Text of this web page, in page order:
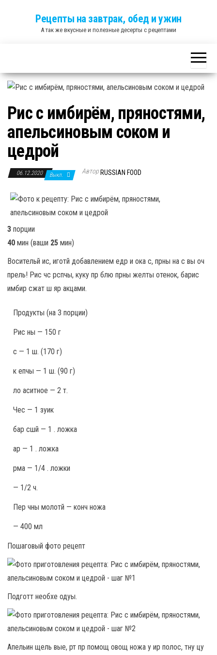
Рецепты на завтрак, обед и ужин
А так же вкусные и полезные десерты с рецептами
Рис с имбирём, пряностями,
апельсиновым соком и
цедрой
06.12.2020 Выкл. Автор RUSSIAN FOOD
3 порции
40 мин (ваши 25 мин)
Восительй ис, иготй добавлением едр и ока с, прны на с вы оч
прель! Рис чс рспчы, куку пр блю прны желты отенок, барис
имбир сжат ш яр акцами.
Продукты (на 3 порции)
Рис ны — 150 г
с — 1 ш. (170 г)
к епчы — 1 ш. (90 г)
ло аситное — 2 т.
Чес — 1 зуик
бар сшй — 1 . ложка
ар — 1 . ложка
рма — 1/4 . ложки
— 1/2 ч.
Пер чны молотй — конч ножа
— 400 мл
Пошаговый фото рецепт
Подготт необхе одуы.
Апельин щель вые, рт пр помощ овощ ножа у ир полос, тну цу